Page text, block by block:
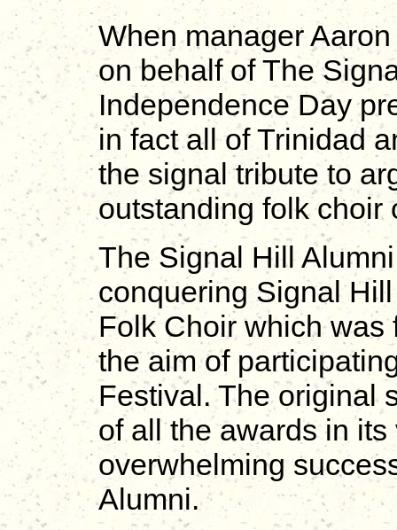
When manager
on behalf of The
Independence Day
in fact all of Trinidad
the signal tribute to
outstanding folk choir
The Signal Hill
conquering Signal
Folk Choir which was
the aim of
Festival. The original
of all the awards in
overwhelming
Alumni.